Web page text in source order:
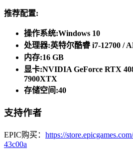
推荐配置:
操作系统:Windows 10
处理器:英特尔酷睿 i7-12700 /
内存:16 GB
显卡:NVIDIA GeForce RTX
7900XTX
存储空间:40
支持作者
EPIC购买： https://
43c00a